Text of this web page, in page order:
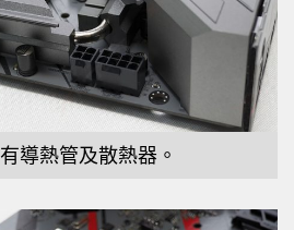
導熱管及散熱器。